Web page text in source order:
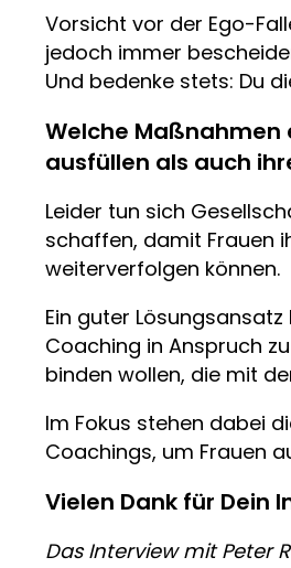
Vorsicht vor der Ego-
jedoch immer
Und bedenke stets: Du
Welche Maßnahmen
ausfüllen als auch
Leider tun sich
schaffen, damit Frauen
weiterverfolgen können.
Ein guter
Coaching in Anspruch
binden wollen, die mit
Im Fokus stehen dabei
Coachings, um Frauen
Vielen Dank für Dein
Das Interview mit Peter